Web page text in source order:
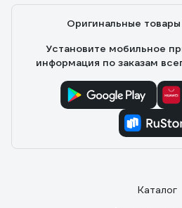
Оригинальные товары
Установите мобильное
информация по заказам
Каталог